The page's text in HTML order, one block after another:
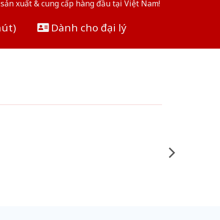
xuất & cung cấp hàng đầu tại Việt Nam!
Dành cho đại lý